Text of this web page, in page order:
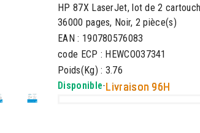
HP 87X LaserJet, lot de 2
36000 pages, Noir, 2 pièce(s)
EAN : 190780576083
code ECP : HEWCO037341
Poids(Kg) : 3.76
Disponible-Livraison 96H